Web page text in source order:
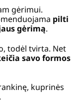
gėrimui.
pilti
gėrimą.
todėl tvirta. Net
savo formos
kuprinės